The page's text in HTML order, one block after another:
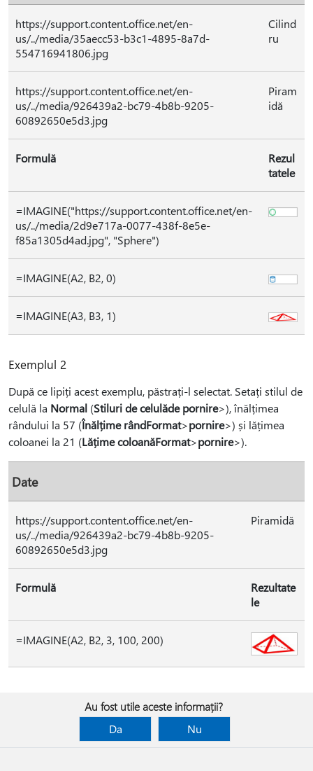
https://support.content.office.net/en-
us/../media/35aecc53-b3c1-4895-8a7d-
554716941806.jpg
Cilind
ru
https://support.content.office.net/en-
us/../media/926439a2-bc79-4b8b-9205-
60892650e5d3.jpg
Piram
idă
Formulă
Rezul
tatele
=IMAGINE("https://support.content.office.net/en-
us/../media/2d9e717a-0077-438f-8e5e-
f85a1305d4ad.jpg", "Sphere")
=IMAGINE(A2, B2, 0)
=IMAGINE(A3, B3, 1)
Exemplul 2
După ce lipiți acest exemplu, păstrați-l selectat. Setați stilul de
celulă la Normal (Stiluri de celulăde pornire>), înălțimea
rândului la 57 (Înălțime rândFormat>pornire>) și lățimea
coloanei la 21 (Lățime coloanăFormat>pornire>).
Date
https://support.content.office.net/en-
us/../media/926439a2-bc79-4b8b-9205-
60892650e5d3.jpg
Piramidă
Formulă
Rezultate
le
=IMAGINE(A2, B2, 3, 100, 200)
Au fost utile aceste informații?
Da
Nu